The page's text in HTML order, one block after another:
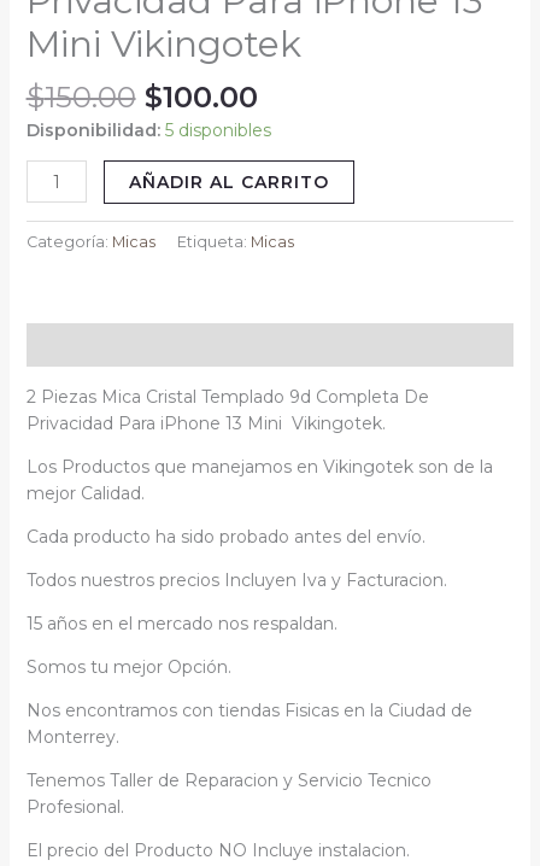
Mini Vikingotek
$150.00 $100.00
Disponibilidad: 5 disponibles
iPhone
Mini
Vikingotek
cantidad
AÑADIR AL CARRITO
Categoría: Micas Etiqueta: Micas
2 Piezas Mica Cristal Templado 9d Completa De
Privacidad Para iPhone 13 Mini Vikingotek.
Los Productos que manejamos en Vikingotek son de la
mejor Calidad.
Cada producto ha sido probado antes del envío.
Todos nuestros precios Incluyen Iva y Facturacion.
15 años en el mercado nos respaldan.
Somos tu mejor Opción.
Nos encontramos con tiendas Fisicas en la Ciudad de
Monterrey.
Tenemos Taller de Reparacion y Servicio Tecnico
Profesional.
El precio del Producto NO Incluye instalacion.